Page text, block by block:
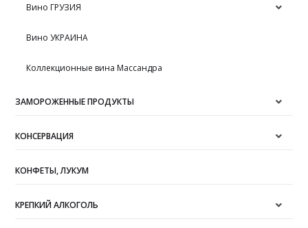
Вино ГРУЗИЯ
Вино УКРАИНА
Коллекционные вина Массандра
ЗАМОРОЖЕННЫЕ ПРОДУКТЫ
КОНСЕРВАЦИЯ
КОНФЕТЫ, ЛУКУМ
КРЕПКИЙ АЛКОГОЛЬ